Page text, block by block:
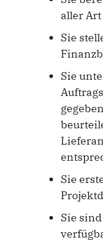
aller
Sie
Sie
Sie
Sie